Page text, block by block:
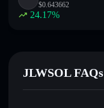
$0.643662
24.17%
JLWSOL FAQs